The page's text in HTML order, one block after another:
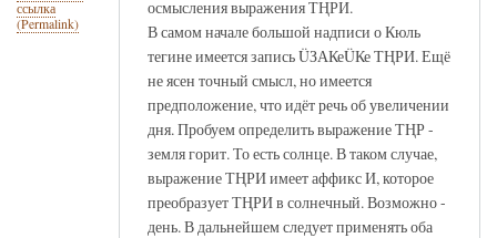
ссылка
(Permalink)
осмысления выражения ТҢРИ.
В самом начале большой надписи о Кюль
тегине имеется запись ÜЗАКеÜКе ТҢРИ. Ещё
не ясен точный смысл, но имеется
предположение, что идёт речь об увеличении
дня. Пробуем определить выражение ТҢР -
земля горит. То есть солнце. В таком случае,
выражение ТҢРИ имеет аффикс И, которое
преобразует ТҢРИ в солнечный. Возможно -
день. В дальнейшем следует применять оба